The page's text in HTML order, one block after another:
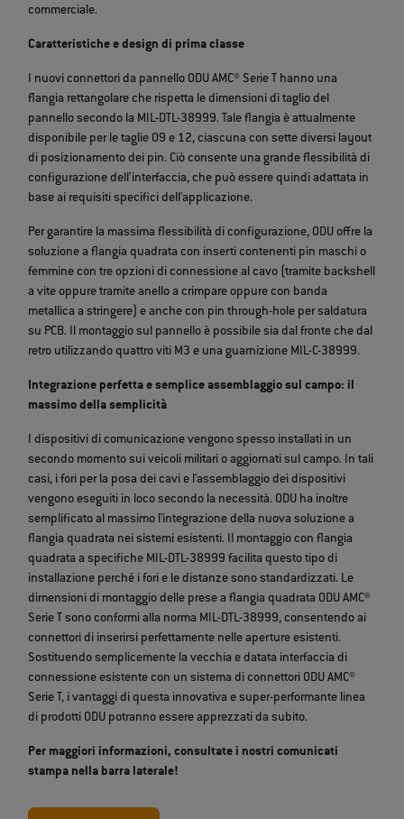
commerciale.
Caratteristiche e design di prima classe
I nuovi connettori da pannello ODU AMC® Serie T hanno una
flangia rettangolare che rispetta le dimensioni di taglio del
pannello secondo la MIL-DTL-38999. Tale flangia è attualmente
disponibile per le taglie 09 e 12, ciascuna con sette diversi layout
di posizionamento dei pin. Ciò consente una grande flessibilità di
configurazione dell’interfaccia, che può essere quindi adattata in
base ai requisiti specifici dell'applicazione.
Per garantire la massima flessibilità di configurazione, ODU offre la
soluzione a flangia quadrata con inserti contenenti pin maschi o
femmine con tre opzioni di connessione al cavo (tramite backshell
a vite oppure tramite anello a crimpare oppure con banda
metallica a stringere) e anche con pin through-hole per saldatura
su PCB. Il montaggio sul pannello è possibile sia dal fronte che dal
retro utilizzando quattro viti M3 e una guarnizione MIL-C-38999.
Integrazione perfetta e semplice assemblaggio sul campo: il
massimo della semplicità
I dispositivi di comunicazione vengono spesso installati in un
secondo momento sui veicoli militari o aggiornati sul campo. In tali
casi, i fori per la posa dei cavi e l'assemblaggio dei dispositivi
vengono eseguiti in loco secondo la necessità. ODU ha inoltre
semplificato al massimo l'integrazione della nuova soluzione a
flangia quadrata nei sistemi esistenti. Il montaggio con flangia
quadrata a specifiche MIL-DTL-38999 facilita questo tipo di
installazione perché i fori e le distanze sono standardizzati. Le
dimensioni di montaggio delle prese a flangia quadrata ODU AMC®
Serie T sono conformi alla norma MIL-DTL-38999, consentendo ai
connettori di inserirsi perfettamente nelle aperture esistenti.
Sostituendo semplicemente la vecchia e datata interfaccia di
connessione esistente con un sistema di connettori ODU AMC®
Serie T, i vantaggi di questa innovativa e super-performante linea
di prodotti ODU potranno essere apprezzati da subito.
Per maggiori informazioni, consultate i nostri comunicati
stampa nella barra laterale!